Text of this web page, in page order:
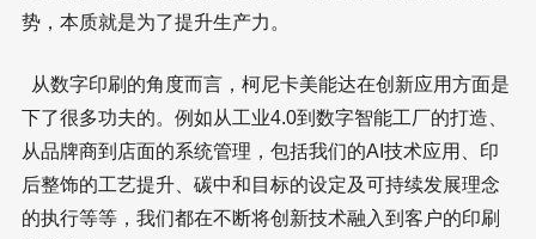
势，本质就是为了提升生产力。
从数字印刷的角度而言，柯尼卡美能达在创新应用方面是
下了很多功夫的。例如从工业4.0到数字智能工厂的打造、
从品牌商到店面的系统管理，包括我们的AI技术应用、印
后整饰的工艺提升、碳中和目标的设定及可持续发展理念
的执行等等，我们都在不断将创新技术融入到客户的印刷